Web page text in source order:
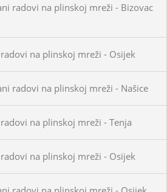
radovi na plinskoj mreži - Bizovac
na plinskoj mreži - Osijek
radovi na plinskoj mreži - Našice
na plinskoj mreži - Tenja
na plinskoj mreži - Osijek